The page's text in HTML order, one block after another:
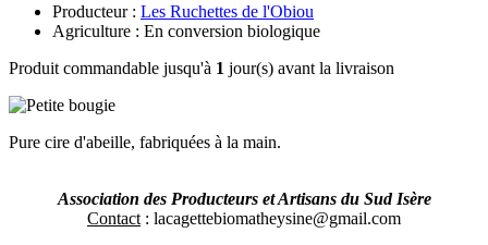
Producteur : Les Ruchettes de l'Obiou
Agriculture : En conversion biologique
Produit commandable jusqu'à 1 jour(s) avant la livraison
Pure cire d'abeille, fabriquées à la main.
Association des Producteurs et Artisans du Sud Isère
Contact : lacagettebiomatheysine@gmail.com